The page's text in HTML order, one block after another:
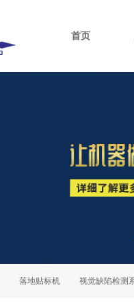
首页
落地贴标机 视觉缺陷检测系统